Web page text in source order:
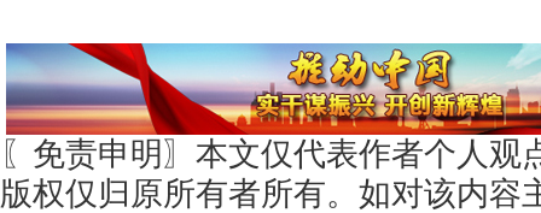
〖免责申明〗本文仅代表作者个人观
版权仅归原所有者所有。如对该内容